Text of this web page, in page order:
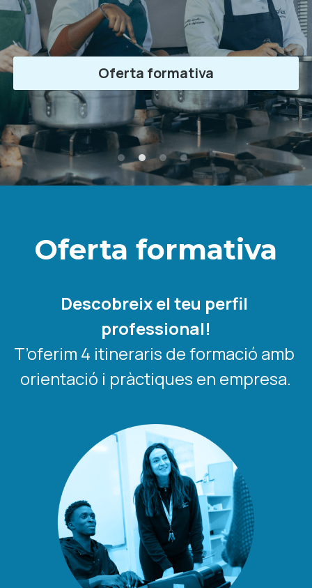
Oferta formativa
Oferta formativa
Descobreix el teu perfil
professional!
T’oferim 4 itineraris de formació amb
orientació i pràctiques en empresa.